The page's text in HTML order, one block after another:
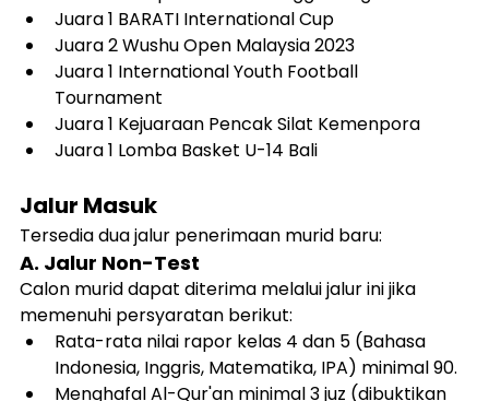
Juara 1 BARATI International Cup
Juara 2 Wushu Open Malaysia 2023
Juara 1 International Youth Football
Tournament
Juara 1 Kejuaraan Pencak Silat Kemenpora
Juara 1 Lomba Basket U-14 Bali
Jalur Masuk
Tersedia dua jalur penerimaan murid baru:
A. Jalur Non-Test
Calon murid dapat diterima melalui jalur ini jika
memenuhi persyaratan berikut:
Rata-rata nilai rapor kelas 4 dan 5 (Bahasa
Indonesia, Inggris, Matematika, IPA) minimal 90.
Menghafal Al-Qur'an minimal 3 juz (dibuktikan